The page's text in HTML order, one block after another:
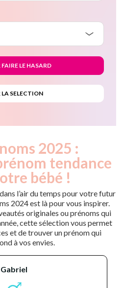
2025 :
tendance
bébé !
l’air du temps pour votre futur
2024 est là pour vous inspirer.
originales ou prénoms qui
cette sélection vous permet
et de trouver un prénom qui
à vos envies.
gabriel